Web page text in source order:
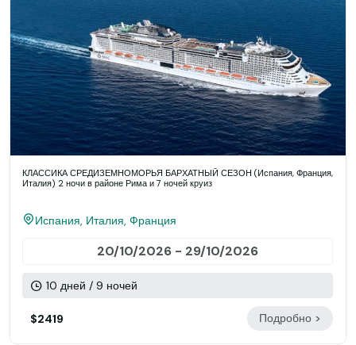
КЛАССИКА СРЕДИЗЕМНОМОРЬЯ БАРХАТНЫЙ СЕЗОН (Испания, Франция,
Италия) 2 ночи в районе Рима и 7 ночей круиз
Испания, Италия, Франция
20/10/2026 - 29/10/2026
10 дней / 9 ночей
$2419 Подробно >